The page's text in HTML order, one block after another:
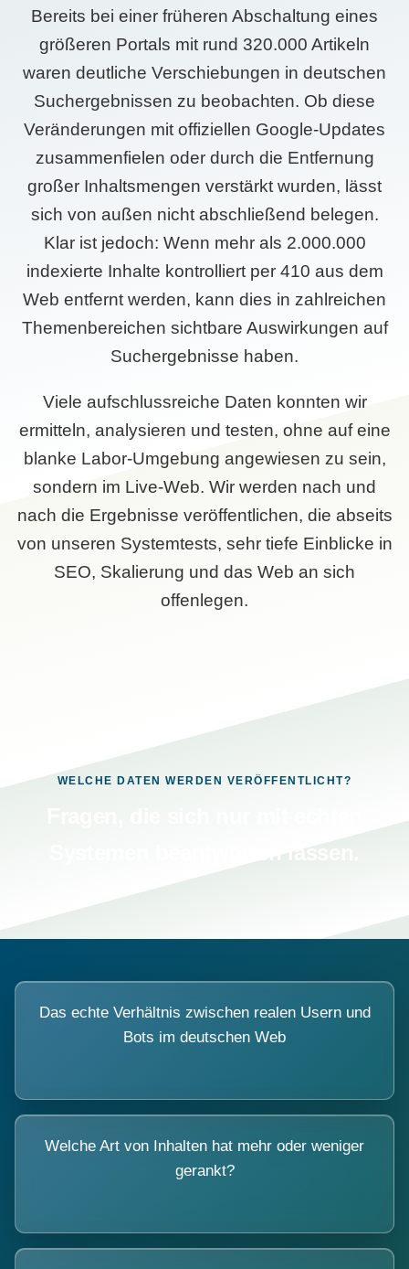
Bereits bei einer früheren Abschaltung eines
größeren Portals mit rund 320.000 Artikeln
waren deutliche Verschiebungen in deutschen
Suchergebnissen zu beobachten. Ob diese
Veränderungen mit offiziellen Google-Updates
zusammenfielen oder durch die Entfernung
großer Inhaltsmengen verstärkt wurden, lässt
sich von außen nicht abschließend belegen.
Klar ist jedoch: Wenn mehr als 2.000.000
indexierte Inhalte kontrolliert per 410 aus dem
Web entfernt werden, kann dies in zahlreichen
Themenbereichen sichtbare Auswirkungen auf
Suchergebnisse haben.
Viele aufschlussreiche Daten konnten wir
ermitteln, analysieren und testen, ohne auf eine
blanke Labor-Umgebung angewiesen zu sein,
sondern im Live-Web. Wir werden nach und
nach die Ergebnisse veröffentlichen, die abseits
von unseren Systemtests, sehr tiefe Einblicke in
SEO, Skalierung und das Web an sich
offenlegen.
WELCHE DATEN WERDEN VERÖFFENTLICHT?
Das echte Verhältnis zwischen realen Usern und
Bots im deutschen Web
Welche Art von Inhalten hat mehr oder weniger
gerankt?